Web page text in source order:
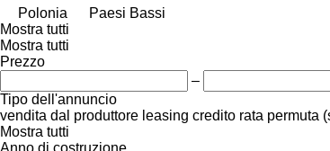
Polonia
Paesi Bassi
Mostra tutti
Mostra tutti
Prezzo
–
Tipo dell'annuncio
vendita dal produttore leasing credito rata permuta
Mostra tutti
Anno di costruzione